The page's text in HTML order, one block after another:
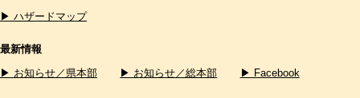
▶ ハザードマップ
最新情報
▶ お知らせ／県本部
▶ お知らせ／総本部 ▶ Facebook